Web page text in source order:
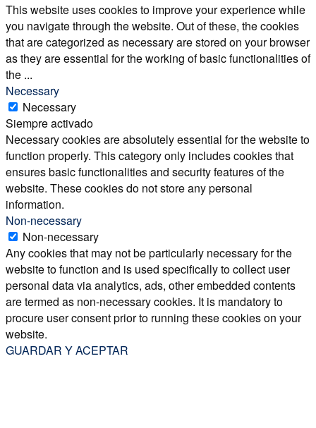
This website uses cookies to improve your experience while
you navigate through the website. Out of these, the cookies
that are categorized as necessary are stored on your browser
as they are essential for the working of basic functionalities of
the ...
Necessary
Necessary
Siempre activado
Necessary cookies are absolutely essential for the website to
function properly. This category only includes cookies that
ensures basic functionalities and security features of the
website. These cookies do not store any personal
information.
Non-necessary
Non-necessary
Any cookies that may not be particularly necessary for the
website to function and is used specifically to collect user
personal data via analytics, ads, other embedded contents
are termed as non-necessary cookies. It is mandatory to
procure user consent prior to running these cookies on your
website.
GUARDAR Y ACEPTAR